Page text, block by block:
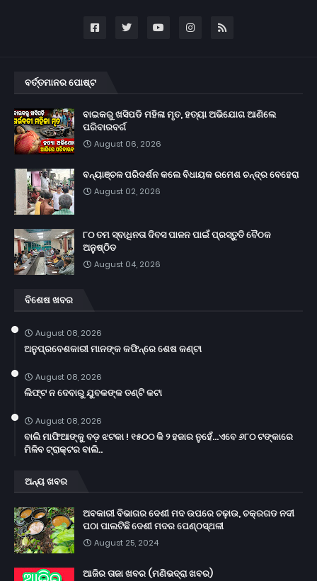
ବର୍ତ୍ତମାନର ପୋଷ୍ଟ
ବାଇକରୁ ଖସିପଡି ମହିଳା ମୃତ, ହତ୍ୟା ଅଭିଯୋଗ ଆଣିଲେ
ପରିବାରବର୍ଗ
August 06, 2026
ବନ୍ୟାଞ୍ଚଳ ପରିଦର୍ଶନ କଲେ ବିଧାୟକ ରମେଶ ଚନ୍ଦ୍ର ବେହେରା
August 02, 2026
୮୦ ତମ ସ୍ବାଧିନତା ଦିବସ ପାଳନ ପାଇଁ ପ୍ରସ୍ତୁତି ବୈଠକ
ଅନୁଷ୍ଠିତ
August 04, 2026
ବିଶେଷ ଖବର
August 08, 2026
ଅନୁପ୍ରବେଶକାରୀ ମାନଙ୍କ କଫିନ୍‌ରେ ଶେଷ କଣ୍ଟା
August 08, 2026
ଲିଫ୍ଟ ନ ଦେବାରୁ ଯୁବକଙ୍କ ତଣ୍ଟି କଟା
August 08, 2026
ବାଲି ମାଫିଆଙ୍କୁ ବଡ଼ ଝଟକା ! ୧୫୦୦ କି ୨ ହଜାର ନୁହେଁ...ଏବେ ୬୮୦ ଟଙ୍କାରେ
ମିଳିବ ଟ୍ରାକ୍ଟର ବାଲି..
ଅନ୍ୟ ଖବର
ଅବକାରୀ ବିଭାଗର ଦେଶୀ ମଦ ଉପରେ ଚଢ଼ାଉ, ଚକ୍ରଗଡ ନଦୀ
ପଠା ପାଲଟିଛି ଦେଶୀ ମଦର ପେଣ୍ଠସ୍ଥଳୀ
August 25, 2024
ଆଜିର ତାଜା ଖବର (ମଣିଭଦ୍ରା ଖବର)